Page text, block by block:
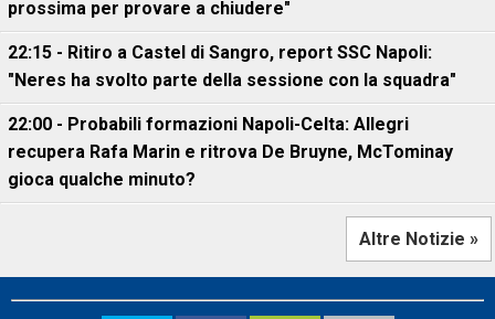
prossima per provare a chiudere"
22:15 - Ritiro a Castel di Sangro, report SSC Napoli:
"Neres ha svolto parte della sessione con la squadra"
22:00 - Probabili formazioni Napoli-Celta: Allegri
recupera Rafa Marin e ritrova De Bruyne, McTominay
gioca qualche minuto?
Altre Notizie »